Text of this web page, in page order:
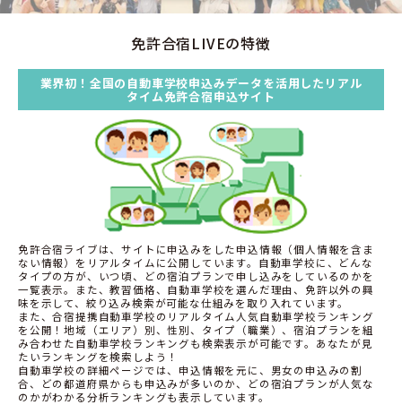
免許合宿LIVEの特徴
業界初！全国の自動車学校申込みデータを活用したリアル
タイム免許合宿申込サイト
免許合宿ライブは、サイトに申込みをした申込情報（個人情報を含ま
ない情報）をリアルタイムに公開しています。自動車学校に、どんな
タイプの方が、いつ頃、どの宿泊プランで申し込みをしているのかを
一覧表示。また、教習価格、自動車学校を選んだ理由、免許以外の興
味を示して、絞り込み検索が可能な仕組みを取り入れています。
また、合宿提携自動車学校のリアルタイム人気自動車学校ランキング
を公開！地域（エリア）別、性別、タイプ（職業）、宿泊プランを組
み合わせた自動車学校ランキングも検索表示が可能です。あなたが見
たいランキングを検索しよう！
自動車学校の詳細ページでは、申込情報を元に、男女の申込みの割
合、どの都道府県からも申込みが多いのか、どの宿泊プランが人気な
のかがわかる分析ランキングも表示しています。